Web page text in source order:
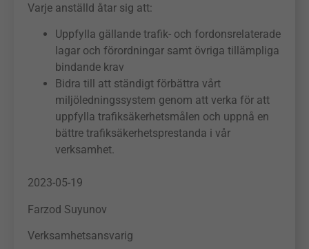
Varje anställd åtar sig att:
Uppfylla gällande trafik- och fordonsrelaterade
lagar och förordningar samt övriga tillämpliga
bindande krav
Bidra till att ständigt förbättra vårt
miljöledningssystem genom att verka för att
uppfylla trafiksäkerhetsmålen och uppnå en
bättre trafiksäkerhetsprestanda i vår
verksamhet.
2023-05-19
Farzod Suyunov
Verksamhetsansvarig
funktionalitet
och
baserat på
används.